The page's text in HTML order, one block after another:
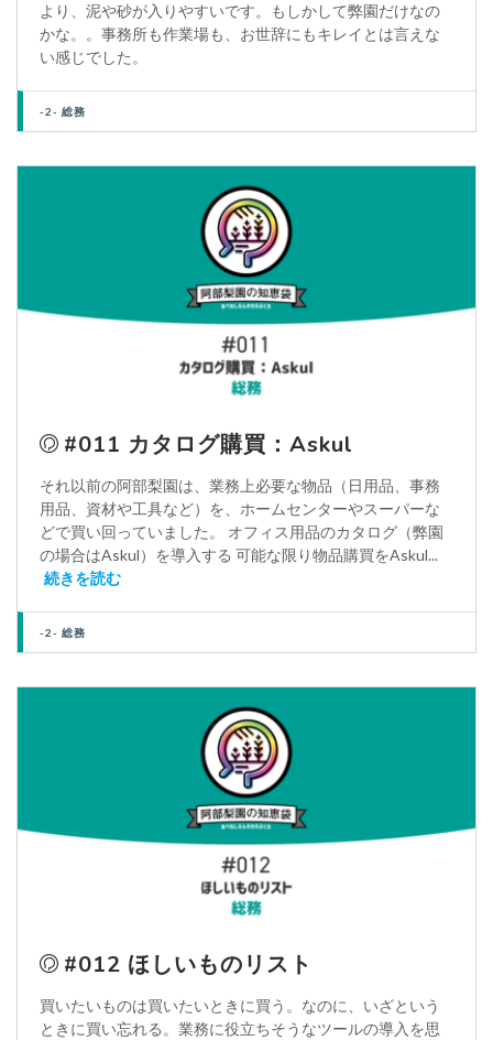
より、泥や砂が入りやすいです。もしかして弊園だけなの
かな。。事務所も作業場も、お世辞にもキレイとは言えな
い感じでした。
-2- 総務
#011 カタログ購買：Askul
それ以前の阿部梨園は、業務上必要な物品（日用品、事務
用品、資材や工具など）を、ホームセンターやスーパーな
どで買い回っていました。 オフィス用品のカタログ（弊園
の場合はAskul）を導入する 可能な限り物品購買をAskul...
続きを読む
-2- 総務
#012 ほしいものリスト
買いたいものは買いたいときに買う。なのに、いざという
ときに買い忘れる。業務に役立ちそうなツールの導入を思